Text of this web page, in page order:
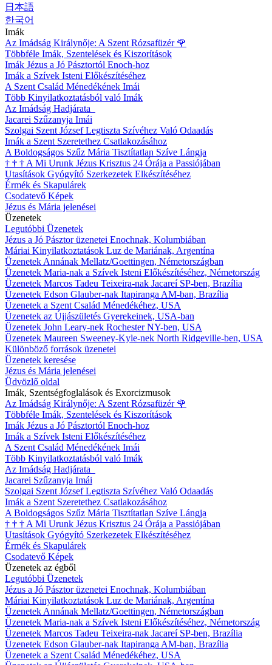
日本語
한국어
Imák
Az Imádság Királynője: A Szent Rózsafüzér 🌹
Többféle Imák, Szentelések és Kiszorítások
Imák Jézus a Jó Pásztortól Enoch-hoz
Imák a Szívek Isteni Előkészítéséhez
A Szent Család Ménedékének Imái
Több Kinyilatkoztatásból való Imák
Az Imádság Hadjárata
Jacarei Szűzanyja Imái
Szolgai Szent József Legtiszta Szívéhez Való Odaadás
Imák a Szent Szeretethez Csatlakozásához
A Boldogságos Szűz Mária Tisztítatlan Szíve Lángja
† † † A Mi Urunk Jézus Krisztus 24 Órája a Passiójában
Utasítások Gyógyító Szerkezetek Elkészítéséhez
Érmék és Skapulárek
Csodatevő Képek
Jézus és Mária jelenései
Üzenetek
Legutóbbi Üzenetek
Jézus a Jó Pásztor üzenetei Enochnak, Kolumbiában
Máriai Kinyilatkoztatások Luz de Mariának, Argentína
Üzenetek Annának Mellatz/Goettingen, Németországban
Üzenetek Maria-nak a Szívek Isteni Előkészítéséhez, Németország
Üzenetek Marcos Tadeu Teixeira-nak Jacareí SP-ben, Brazília
Üzenetek Edson Glauber-nak Itapiranga AM-ban, Brazília
Üzenetek a Szent Család Ménedékéhez, USA
Üzenetek az Újjászületés Gyerekeinek, USA-ban
Üzenetek John Leary-nek Rochester NY-ben, USA
Üzenetek Maureen Sweeney-Kyle-nek North Ridgeville-ben, USA
Különböző források üzenetei
Üzenetek keresése
Jézus és Mária jelenései
Üdvözlő oldal
Imák, Szentségfoglalások és Exorcizmusok
Az Imádság Királynője: A Szent Rózsafüzér 🌹
Többféle Imák, Szentelések és Kiszorítások
Imák Jézus a Jó Pásztortól Enoch-hoz
Imák a Szívek Isteni Előkészítéséhez
A Szent Család Ménedékének Imái
Több Kinyilatkoztatásból való Imák
Az Imádság Hadjárata
Jacarei Szűzanyja Imái
Szolgai Szent József Legtiszta Szívéhez Való Odaadás
Imák a Szent Szeretethez Csatlakozásához
A Boldogságos Szűz Mária Tisztítatlan Szíve Lángja
† † † A Mi Urunk Jézus Krisztus 24 Órája a Passiójában
Utasítások Gyógyító Szerkezetek Elkészítéséhez
Érmék és Skapulárek
Csodatevő Képek
Üzenetek az égből
Legutóbbi Üzenetek
Jézus a Jó Pásztor üzenetei Enochnak, Kolumbiában
Máriai Kinyilatkoztatások Luz de Mariának, Argentína
Üzenetek Annának Mellatz/Goettingen, Németországban
Üzenetek Maria-nak a Szívek Isteni Előkészítéséhez, Németország
Üzenetek Marcos Tadeu Teixeira-nak Jacareí SP-ben, Brazília
Üzenetek Edson Glauber-nak Itapiranga AM-ban, Brazília
Üzenetek a Szent Család Ménedékéhez, USA